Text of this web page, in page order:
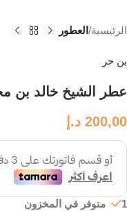
الرئيسية العطور
بن حر
عطر الشيخ خالد بن
200,00 د.إ
1 متوفر في المخزون